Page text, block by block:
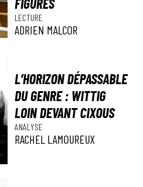
LECTURE
ADRIEN MALCOR
L’HORIZON DÉPASSABLE
DU GENRE : WITTIG
LOIN DEVANT CIXOUS
ANALYSE
RACHEL LAMOUREUX